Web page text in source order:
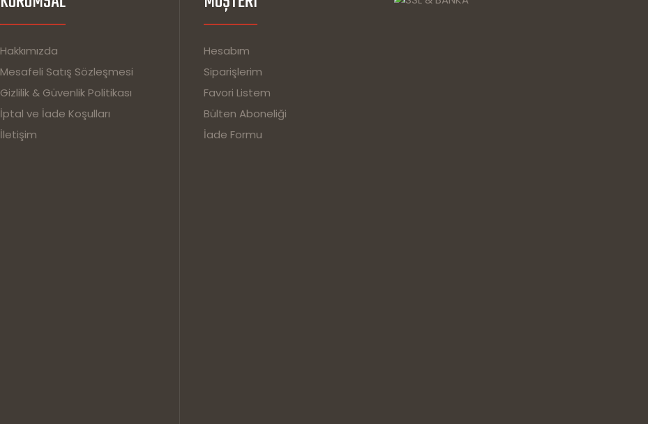
Hakkımızda
Mesafeli Satış Sözleşmesi
Gizlilik & Güvenlik Politikası
İptal ve İade Koşulları
İletişim
Hesabım
Siparişlerim
Favori Listem
Bülten Aboneliği
İade Formu